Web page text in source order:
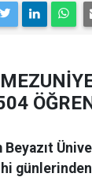
Beyazıt
günlerinden